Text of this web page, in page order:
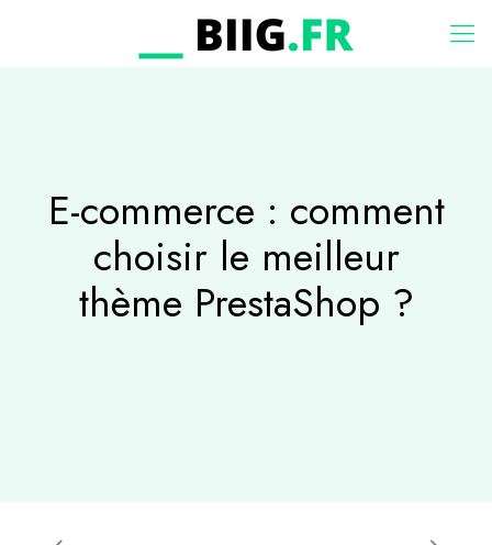
E-commerce : comment
choisir le meilleur
thème PrestaShop ?